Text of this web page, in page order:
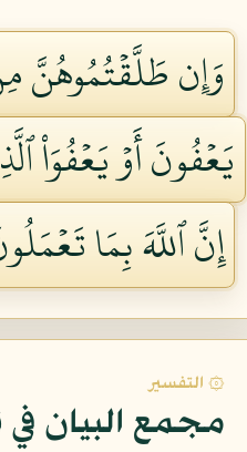
وَإِن طَلَّقۡتُمُوهُنَّ
يَعۡفُونَ أَوۡ يَعۡفُوَاْ
إِنَّ ٱللَّهَ بِمَا
۞ التفسير
مجمع البيان